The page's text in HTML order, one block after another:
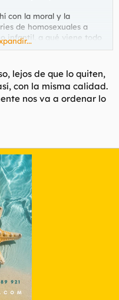
con la moral y la
de homosexuales a
infantil, a qué viene todo
lejos de que lo quiten,
con la misma calidad.
nos va a ordenar lo